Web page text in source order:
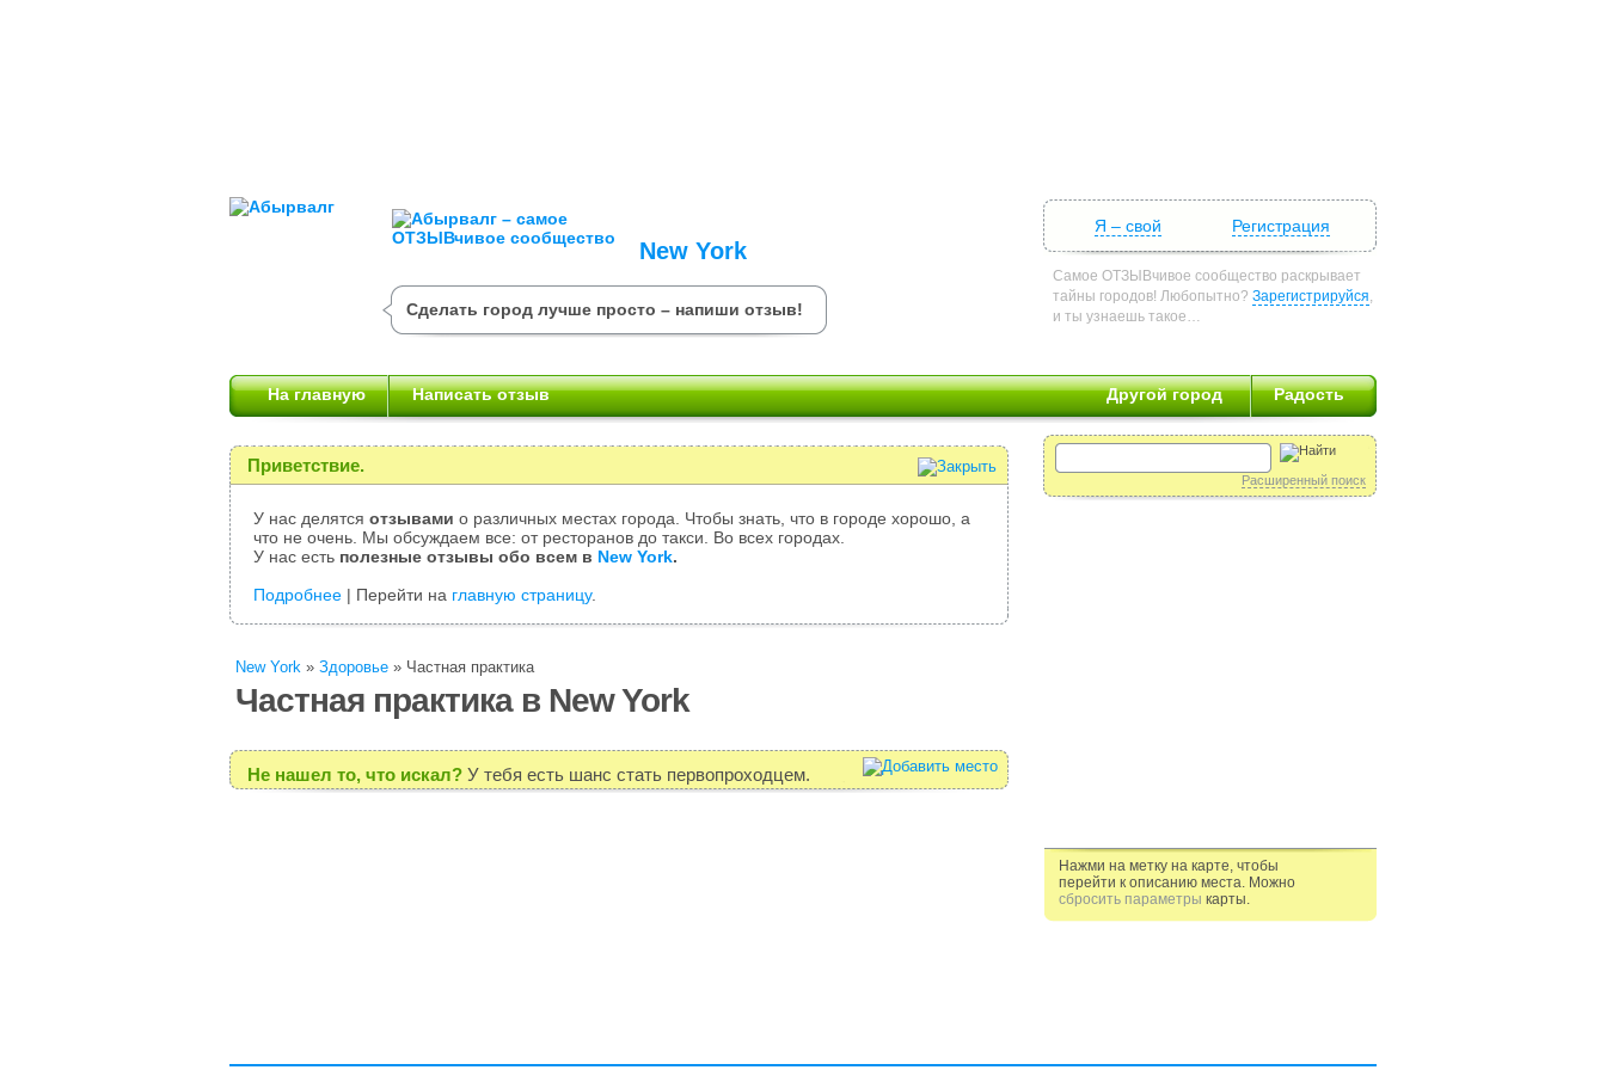
New York
Сделать город лучше просто – напиши отзыв!
Я – свой Регистрация
Самое ОТЗЫВчивое сообщество раскрывает
тайны городов! Любопытно? Зарегистрируйся,
и ты узнаешь такое…
На главную Написать отзыв Другой город Радость
Приветствие.
У нас делятся отзывами о различных местах города. Чтобы знать, что в городе хорошо, а
что не очень. Мы обсуждаем все: от ресторанов до такси. Во всех городах.
У нас есть полезные отзывы обо всем в New York.
Подробнее | Перейти на главную страницу.
New York » Здоровье » Частная практика
Частная практика в New York
Не нашел то, что искал? У тебя есть шанс стать первопроходцем.
Расширенный поиск
Нажми на метку на карте, чтобы
перейти к описанию места. Можно
сбросить параметры карты.